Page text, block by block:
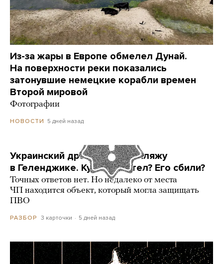
Из-за жары в Европе обмелел Дунай.
На поверхности реки показались
затонувшие немецкие корабли времен
Второй мировой
Фотографии
НОВОСТИ 5 дней назад
Украинский дрон попал по пляжу
в Геленджике. Куда он летел? Его сбили?
Точных ответов нет. Но недалеко от места
ЧП находится объект, который могла защищать
ПВО
РАЗБОР 3 карточки 5 дней назад